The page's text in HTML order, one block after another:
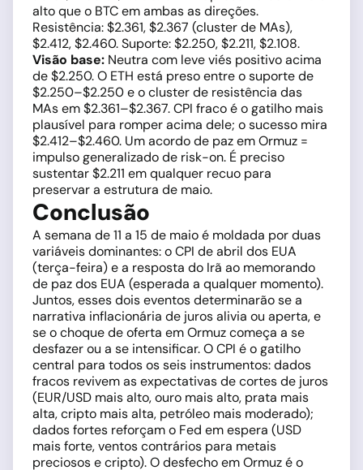
alto que o BTC em ambas as direções.
Resistência: $2.361, $2.367 (cluster de MAs),
$2.412, $2.460. Suporte: $2.250, $2.211, $2.108.
Visão base: Neutra com leve viés positivo acima
de $2.250. O ETH está preso entre o suporte de
$2.250–$2.250 e o cluster de resistência das
MAs em $2.361–$2.367. CPI fraco é o gatilho mais
plausível para romper acima dele; o sucesso mira
$2.412–$2.460. Um acordo de paz em Ormuz =
impulso generalizado de risk-on. É preciso
sustentar $2.211 em qualquer recuo para
preservar a estrutura de maio.
Conclusão
A semana de 11 a 15 de maio é moldada por duas
variáveis dominantes: o CPI de abril dos EUA
(terça-feira) e a resposta do Irã ao memorando
de paz dos EUA (esperada a qualquer momento).
Juntos, esses dois eventos determinarão se a
narrativa inflacionária de juros alivia ou aperta, e
se o choque de oferta em Ormuz começa a se
desfazer ou a se intensificar. O CPI é o gatilho
central para todos os seis instrumentos: dados
fracos revivem as expectativas de cortes de juros
(EUR/USD mais alto, ouro mais alto, prata mais
alta, cripto mais alta, petróleo mais moderado);
dados fortes reforçam o Fed em espera (USD
mais forte, ventos contrários para metais
preciosos e cripto). O desfecho em Ormuz é o